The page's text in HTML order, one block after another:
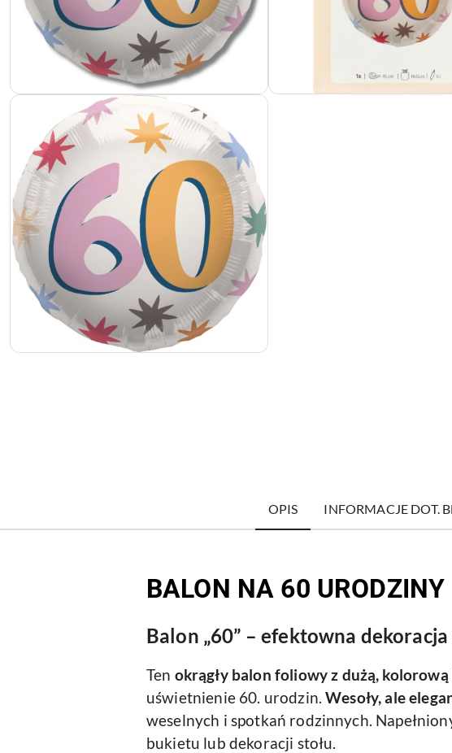
OPIS INFORMACJE DOT.
BALON NA 60 URODZINY
Balon „60” – efektowna
Ten okrągły balon foliowyz dużą, kolorową
uświetnienie 60. urodzin.Wesoły, ale
weselnych i spotkań rodzinnych.
bukietu lub dekoracji stołu.